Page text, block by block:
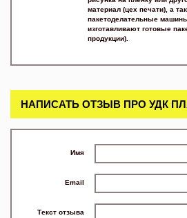
материал (цех печати), а
пакетоделательные
изготавливают готовые
продукции).
НАПИСАТЬ ОТЗЫВ ПРО УДК
Имя
Email
Текст отзыва